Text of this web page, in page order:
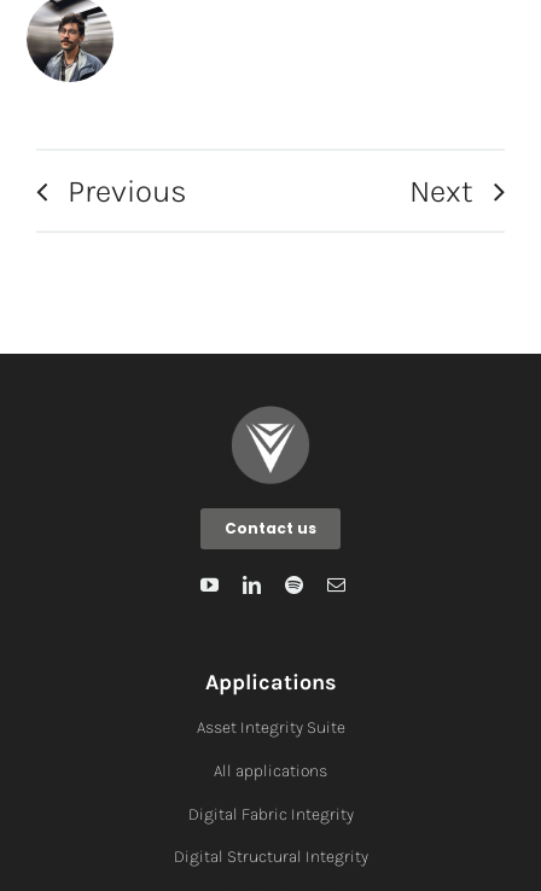
Previous Next
Contact us
Applications
Asset Integrity Suite
All applications
Digital Fabric Integrity
Digital Structural Integrity